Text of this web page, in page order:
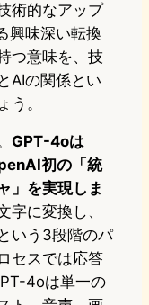
術的なアップ
興味深い転換
つ意味を、技
AIの関係とい
う。
GPT-4oは
初の「統
」を実現しま
字に変換し、
いう3段階のパ
セスでは応答
4oは単一の